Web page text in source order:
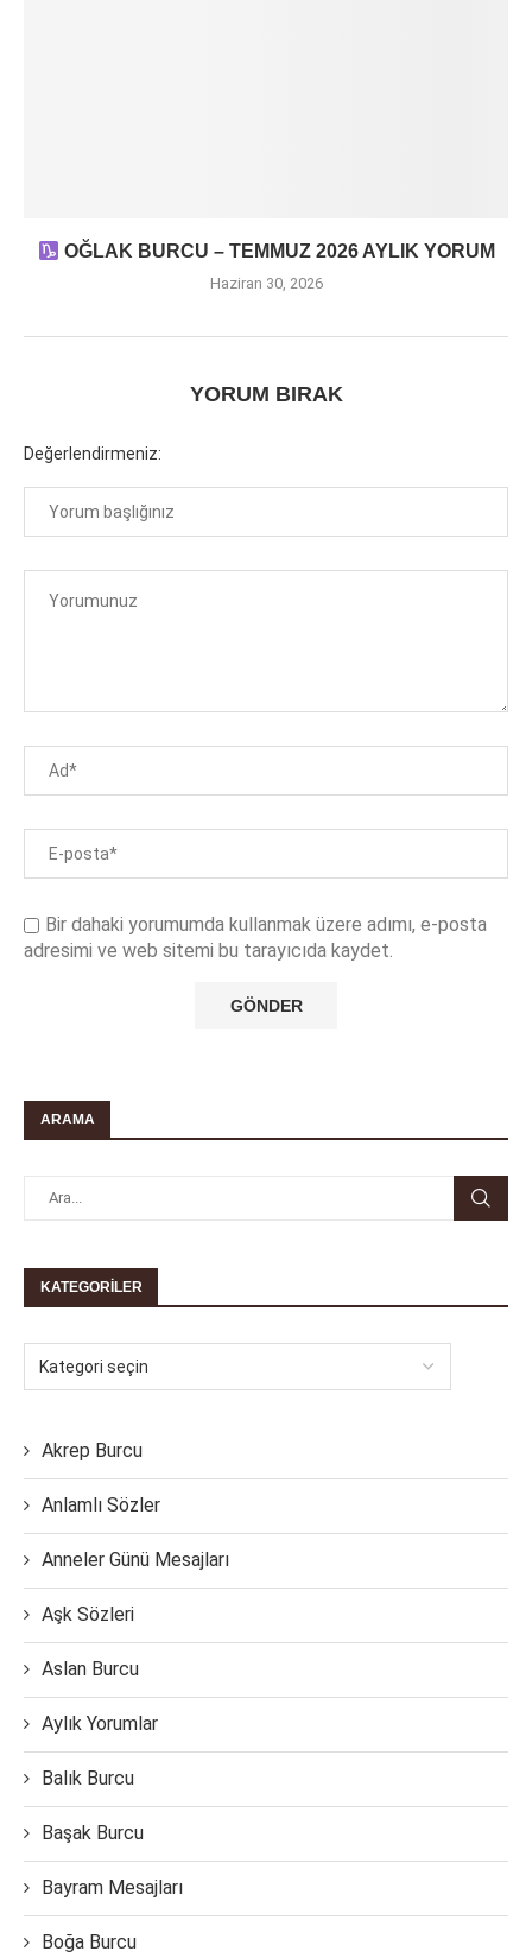
OĞLAK BURCU – TEMMUZ 2026 AYLIK YORUM
Haziran 30, 2026
YORUM BIRAK
Değerlendirmeniz:
Bir dahaki yorumumda kullanmak üzere adımı, e-posta
adresimi ve web sitemi bu tarayıcıda kaydet.
ARAMA
KATEGORILER
Akrep Burcu
Anlamlı Sözler
Anneler Günü Mesajları
Aşk Sözleri
Aslan Burcu
Aylık Yorumlar
Balık Burcu
Başak Burcu
Bayram Mesajları
Boğa Burcu